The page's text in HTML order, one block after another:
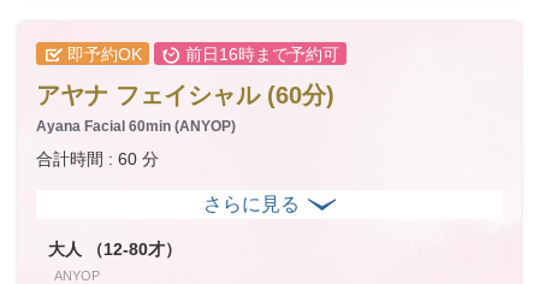
即予約OK 前日16時まで予約可
アヤナ フェイシャル (60分)
Ayana Facial 60min (ANYOP)
合計時間 : 60 分
大人 （12-80才）
ANYOP